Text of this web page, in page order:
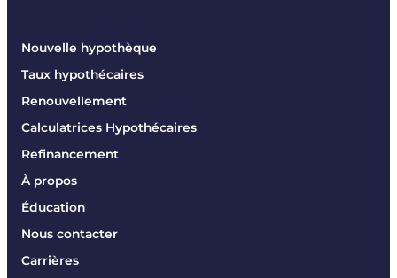
Nouvelle hypothèque
Taux hypothécaires
Renouvellement
Calculatrices Hypothécaires
Refinancement
À propos
Éducation
Nous contacter
Carrières